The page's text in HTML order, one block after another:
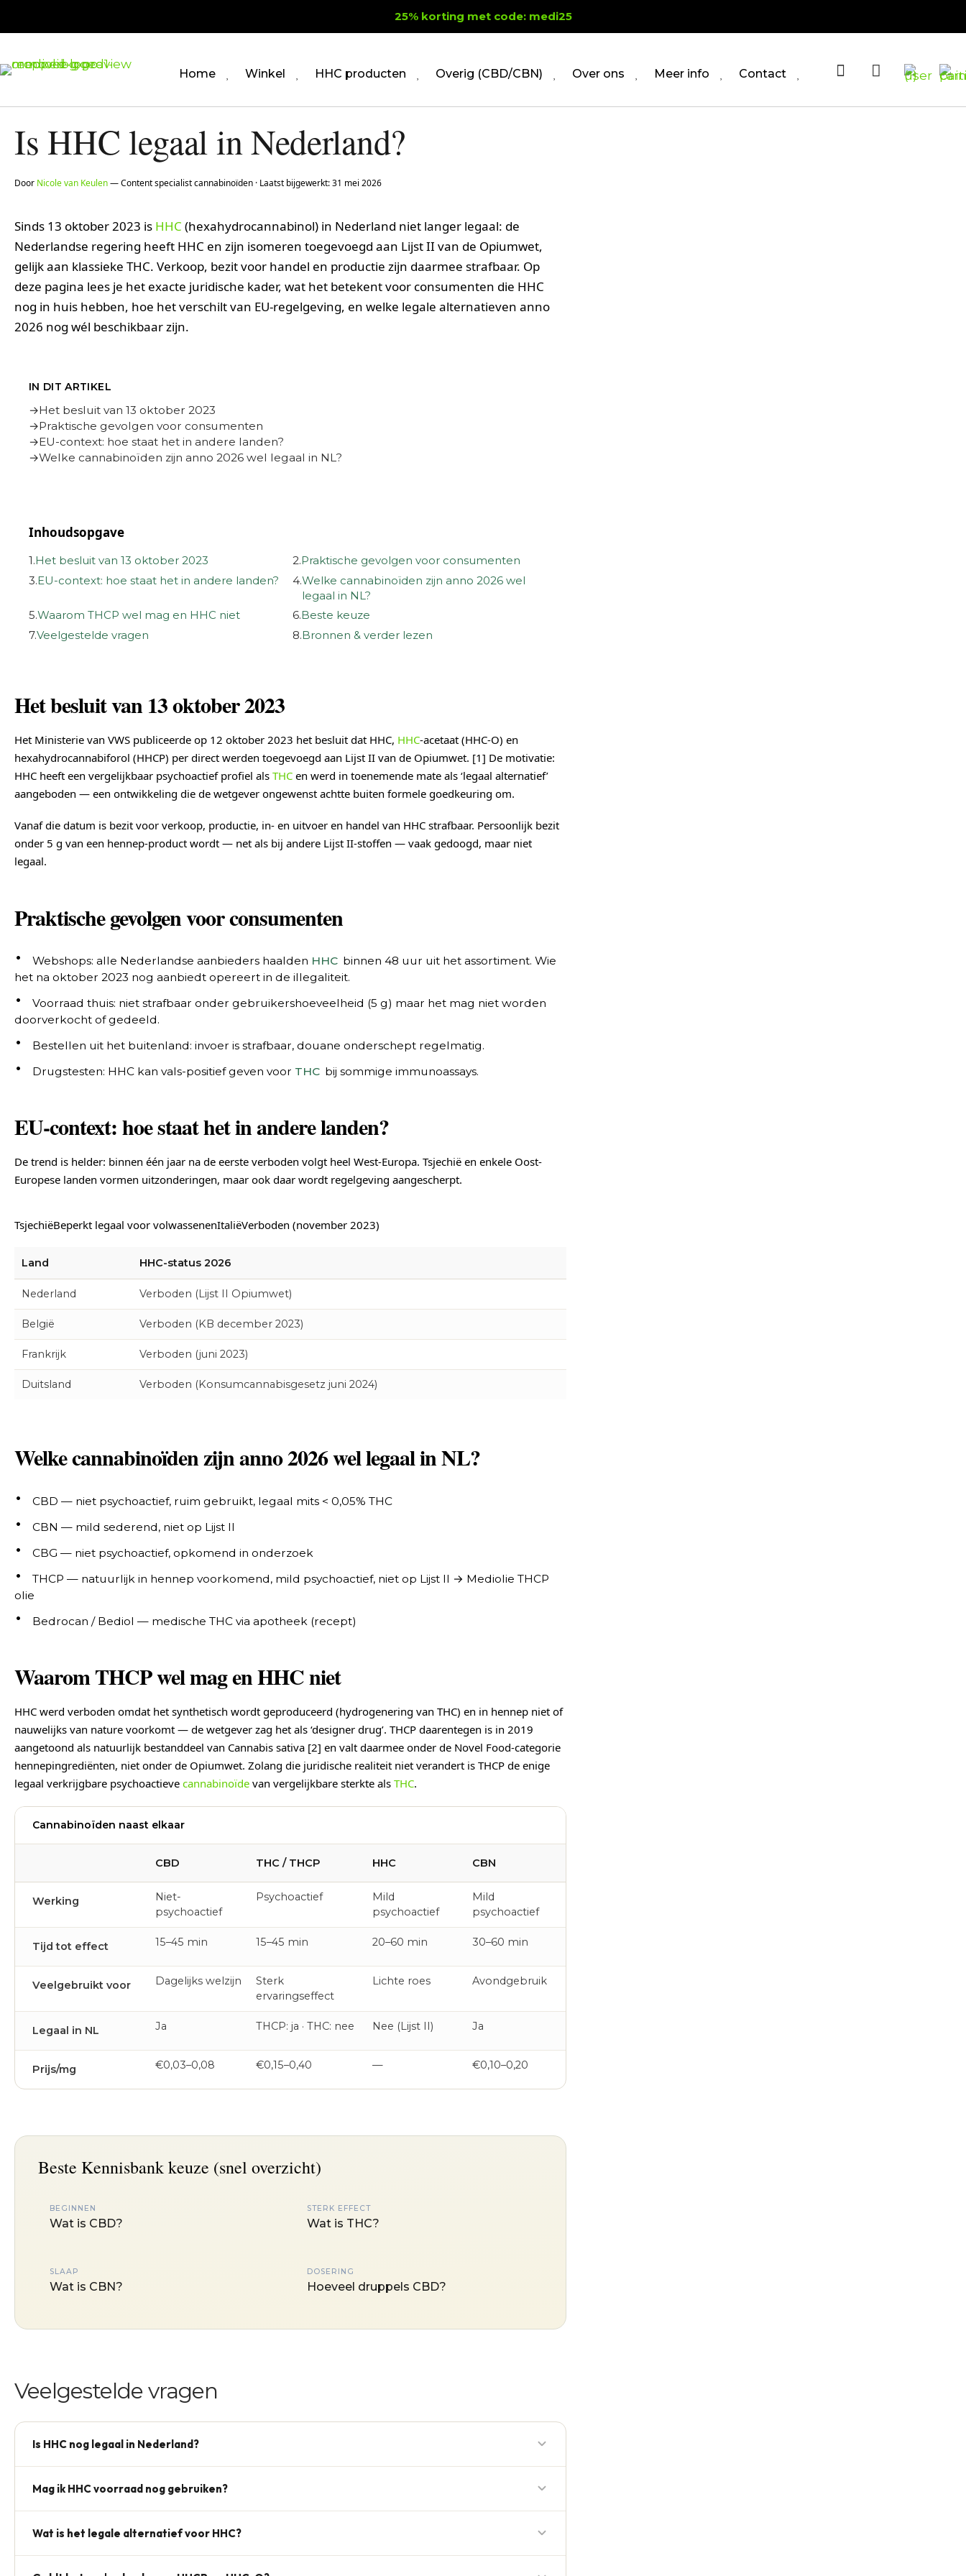
25% korting met code: medi25
Home Winkel HHC producten Overig (CBD/CBN) Over ons Meer info Contact
Is HHC legaal in Nederland?
Door Nicole van Keulen— Content specialist cannabinoïden · Laatst bijgewerkt: 31 mei 2026
Sinds 13 oktober 2023 is HHC (hexahydrocannabinol) in Nederland niet langer legaal: de
Nederlandse regering heeft HHC en zijn isomeren toegevoegd aan Lijst II van de Opiumwet,
gelijk aan klassieke THC. Verkoop, bezit voor handel en productie zijn daarmee strafbaar. Op
deze pagina lees je het exacte juridische kader, wat het betekent voor consumenten die HHC
nog in huis hebben, hoe het verschilt van EU-regelgeving, en welke legale alternatieven anno
2026 nog wél beschikbaar zijn.
IN DIT ARTIKEL
Het besluit van 13 oktober 2023
Praktische gevolgen voor consumenten
EU-context: hoe staat het in andere landen?
Welke cannabinoïden zijn anno 2026 wel legaal in NL?
Inhoudsopgave
1.Het besluit van 13 oktober 2023 2.Praktische gevolgen voor consumenten
3.EU-context: hoe staat het in andere landen? 4.Welke cannabinoïden zijn anno 2026 wel
legaal in NL?
5.Waarom THCP wel mag en HHC niet 6.Beste keuze
7.Veelgestelde vragen 8.Bronnen & verder lezen
Het besluit van 13 oktober 2023
Het Ministerie van VWS publiceerde op 12 oktober 2023 het besluit dat HHC, HHC-acetaat (HHC-O) en
hexahydrocannabiforol (HHCP) per direct werden toegevoegd aan Lijst II van de Opiumwet. [1] De motivatie:
HHC heeft een vergelijkbaar psychoactief profiel als THC en werd in toenemende mate als ‘legaal alternatief’
aangeboden — een ontwikkeling die de wetgever ongewenst achtte buiten formele goedkeuring om.
Vanaf die datum is bezit voor verkoop, productie, in- en uitvoer en handel van HHC strafbaar. Persoonlijk bezit
onder 5 g van een hennep-product wordt — net als bij andere Lijst II-stoffen — vaak gedoogd, maar niet
legaal.
Praktische gevolgen voor consumenten
Webshops: alle Nederlandse aanbieders haalden HHC binnen 48 uur uit het assortiment. Wie
het na oktober 2023 nog aanbiedt opereert in de illegaliteit.
Voorraad thuis: niet strafbaar onder gebruikershoeveelheid (5 g) maar het mag niet worden
doorverkocht of gedeeld.
Bestellen uit het buitenland: invoer is strafbaar, douane onderschept regelmatig.
Drugstesten: HHC kan vals-positief geven voor THC bij sommige immunoassays.
EU-context: hoe staat het in andere landen?
De trend is helder: binnen één jaar na de eerste verboden volgt heel West-Europa. Tsjechië en enkele Oost-
Europese landen vormen uitzonderingen, maar ook daar wordt regelgeving aangescherpt.
TsjechiëBeperkt legaal voor volwassenenItaliëVerboden (november 2023)
Land HHC-status 2026
Nederland Verboden (Lijst II Opiumwet)
België Verboden (KB december 2023)
Frankrijk Verboden (juni 2023)
Duitsland Verboden (Konsumcannabisgesetz juni 2024)
Welke cannabinoïden zijn anno 2026 wel legaal in NL?
CBD — niet psychoactief, ruim gebruikt, legaal mits < 0,05% THC
CBN — mild sederend, niet op Lijst II
CBG — niet psychoactief, opkomend in onderzoek
THCP — natuurlijk in hennep voorkomend, mild psychoactief, niet op Lijst II → Mediolie THCP
olie
Bedrocan / Bediol — medische THC via apotheek (recept)
Waarom THCP wel mag en HHC niet
HHC werd verboden omdat het synthetisch wordt geproduceerd (hydrogenering van THC) en in hennep niet of
nauwelijks van nature voorkomt — de wetgever zag het als ‘designer drug’. THCP daarentegen is in 2019
aangetoond als natuurlijk bestanddeel van Cannabis sativa [2] en valt daarmee onder de Novel Food-categorie
hennepingrediënten, niet onder de Opiumwet. Zolang die juridische realiteit niet verandert is THCP de enige
legaal verkrijgbare psychoactieve cannabinoïde van vergelijkbare sterkte als THC.
Cannabinoïden naast elkaar
CBD THC / THCP HHC CBN
Werking
Niet-
psychoactief
Psychoactief
Mild
psychoactief
Mild
psychoactief
Tijd tot effect 15–45 min 15–45 min 20–60 min 30–60 min
Veelgebruikt voor Dagelijks welzijn
Sterk
ervaringseffect
Lichte roes Avondgebruik
Legaal in NL Ja THCP: ja · THC: nee Nee (Lijst II) Ja
Prijs/mg €0,03–0,08 €0,15–0,40 — €0,10–0,20
Beste Kennisbank keuze (snel overzicht)
BEGINNEN
Wat is CBD?
STERK EFFECT
Wat is THC?
SLAAP
Wat is CBN?
DOSERING
Hoeveel druppels CBD?
Veelgestelde vragen
Is HHC nog legaal in Nederland?
Mag ik HHC voorraad nog gebruiken?
Wat is het legale alternatief voor HHC?